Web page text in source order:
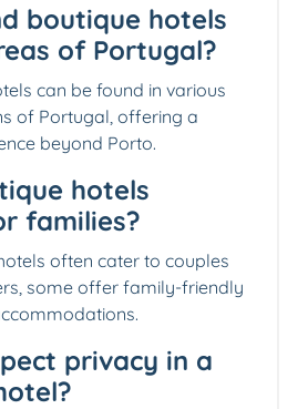
boutique hotels
of Portugal?
can be found in various
of Portugal, offering a
beyond Porto.
hotels
families?
often cater to couples
some offer family-friendly
privacy in a